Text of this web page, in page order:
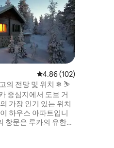
평점 4.86점(5점 만점),
4.86 (102)
의 전망 및 위치 ❄ ⛷
중심지에서 도보 거
가장 인기 있는 위치
하우스 아파트입니